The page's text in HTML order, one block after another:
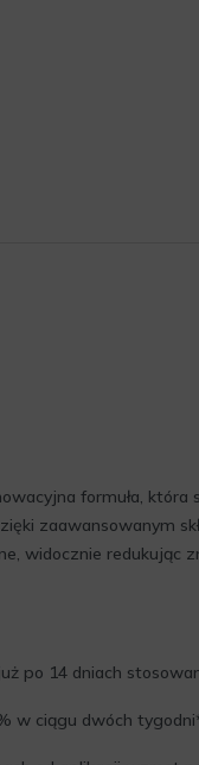
formuła, która
zaawansowanym
widocznie redukując
po 14 dniach
w ciągu dwóch